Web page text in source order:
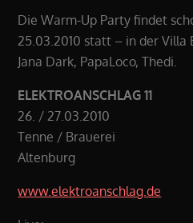
Die Warm-Up Party findet
25.03.2010 statt – in der Villa
Jana Dark, PapaLoco, Thedi.
ELEKTROANSCHLAG 11
26. / 27.03.2010
Tenne / Brauerei
Altenburg
www.elektroanschlag.de